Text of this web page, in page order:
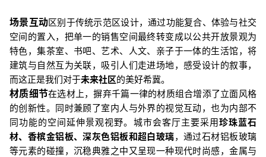
场景互动区别于传统示范区设计，通过功能复合、体验与社交
空间的置入，把单一的销售空间最终转变成以公共开放景观为
特色，集茶室、书吧、艺术、人文、亲子于一体的生活馆，将
建筑与自然互为关联，吸引人们走进场地，感受设计的叙事，
而这正是我们对于未来社区的美好希冀。
材质细节在选材上，摒弃千篇一律的材质组合增添了立面风格
的创新性。同时兼顾了室内人与外界的视觉互动，也为内部不
同功能的空间延伸景观视野。 城市会客厅主要采用珍珠蓝石
材、香槟金铝板、深灰色铝板和超白玻璃，通过石材铝板玻璃
等元素的碰撞，沉稳典雅之中又呈现一种现代时尚感，金属与